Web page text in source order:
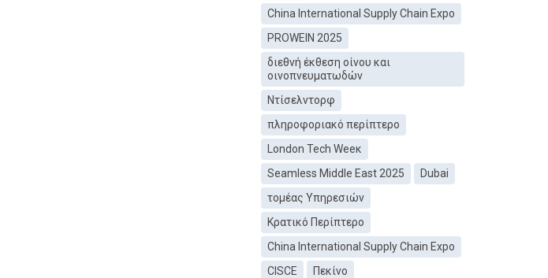
China International Supply Chain Expo
PROWEIN 2025
διεθνή έκθεση οίνου και
οινοπνευματωδών
Ντίσελντορφ
πληροφοριακό περίπτερο
London Tech Weeκ
Seamless Middle East 2025
Dubai
τομέας Υπηρεσιών
Κρατικό Περίπτερο
China International Supply Chain Expo
CISCE
Πεκίνο